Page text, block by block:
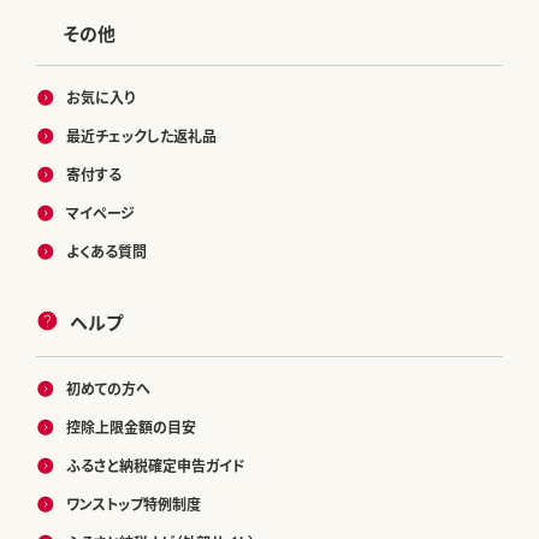
その他
お気に入り
最近チェックした返礼品
寄付する
マイページ
よくある質問
ヘルプ
初めての方へ
控除上限金額の目安
ふるさと納税確定申告ガイド
ワンストップ特例制度